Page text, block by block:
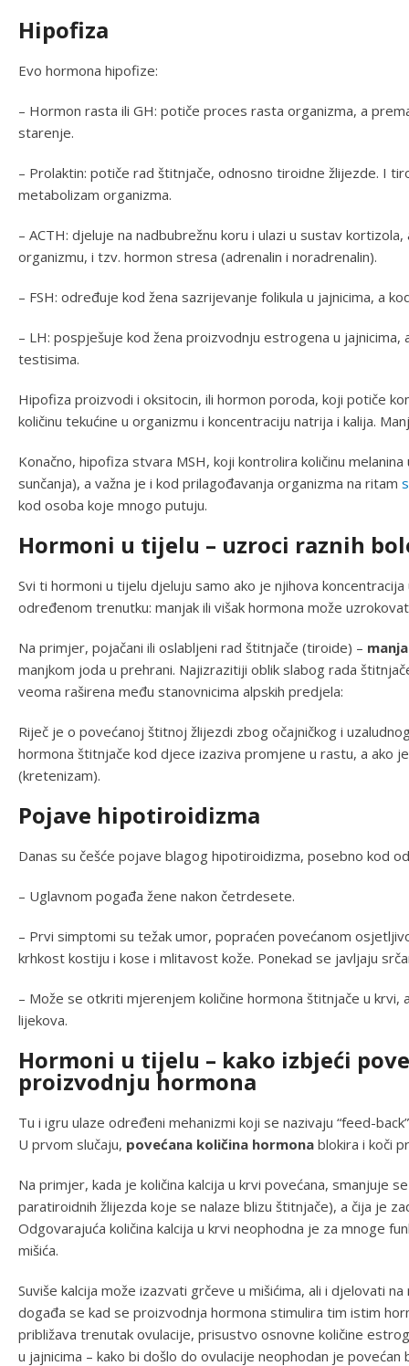
Hipofiza
Evo hormona hipofize:
– Hormon rasta ili GH: potiče proces rasta organizma, a
starenje.
– Prolaktin: potiče rad štitnjače, odnosno tiroidne žlijezde. I
metabolizam organizma.
– ACTH: djeluje na nadbubrežnu koru i ulazi u sustav
organizmu, i tzv. hormon stresa (adrenalin i noradrenalin).
– FSH: određuje kod žena sazrijevanje folikula u jajnicima, a
– LH: pospješuje kod žena proizvodnju estrogena u
testisima.
Hipofiza proizvodi i oksitocin, ili hormon poroda, koji potiče
količinu tekućine u organizmu i koncentraciju natrija i kalija.
Konačno, hipofiza stvara MSH, koji kontrolira količinu
sunčanja), a važna je i kod prilagođavanja organizma na ritam
kod osoba koje mnogo putuju.
Hormoni u tijelu – uzroci raznih
Svi ti hormoni u tijelu djeluju samo ako je njihova
određenom trenutku: manjak ili višak hormona može
Na primjer, pojačani ili oslabljeni rad štitnjače (tiroide) –
manjkom joda u prehrani. Najizrazitiji oblik slabog rada
veoma raširena među stanovnicima alpskih predjela:
Riječ je o povećanoj štitnoj žlijezdi zbog očajničkog i
hormona štitnjače kod djece izaziva promjene u rastu, a ako
(kretenizam).
Pojave hipotiroidizma
Danas su češće pojave blagog hipotiroidizma, posebno kod
– Uglavnom pogađa žene nakon četrdesete.
– Prvi simptomi su težak umor, popraćen povećanom
krhkost kostiju i kose i mlitavost kože. Ponekad se javljaju
– Može se otkriti mjerenjem količine hormona štitnjače u krvi,
lijekova.
Hormoni u tijelu – kako izbjeći
proizvodnju hormona
Tu i igru ulaze određeni mehanizmi koji se nazivaju “feed-
U prvom slučaju, povećana količina hormona blokira i koči
Na primjer, kada je količina kalcija u krvi povećana, smanjuje
paratiroidnih žlijezda koje se nalaze blizu štitnjače), a čija je
Odgovarajuća količina kalcija u krvi neophodna je za mnoge
mišića.
Suviše kalcija može izazvati grčeve u mišićima, ali i djelovati
događa se kad se proizvodnja hormona stimulira tim istim
približava trenutak ovulacije, prisustvo osnovne količine
u jajnicima – kako bi došlo do ovulacije neophodan je